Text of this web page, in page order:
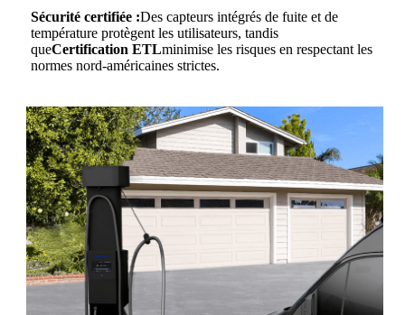
Sécurité certifiée :Des capteurs intégrés de fuite et de
température protègent les utilisateurs, tandis
queCertification ETLminimise les risques en respectant les
normes nord-américaines strictes.